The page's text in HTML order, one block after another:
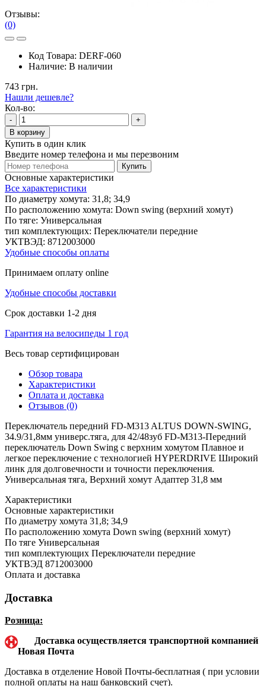
Отзывы:
(0)
Код Товара: DERF-060
Наличие: В наличии
743 грн.
Нашли дешевле?
Кол-во:
-
+
В корзину
Купить в один клик
Введите номер телефона и мы перезвоним
Купить
Основные характеристики
Все характеристики
По диаметру хомута: 31,8; 34,9
По расположению хомута: Down swing (верхний хомут)
По тяге: Универсальная
тип комплектующих: Переключатели передние
УКТВЭД: 8712003000
Удобные способы оплаты
Принимаем оплату online
Удобные способы доставки
Срок доставки 1-2 дня
Гарантия на велосипеды 1 год
Весь товар сертифицирован
Обзор товара
Характеристики
Оплата и доставка
Отзывов (0)
Переключатель передний FD-M313 ALTUS DOWN-SWING,
34.9/31,8мм универс.тяга, для 42/48зуб FD-M313-Передний
переключатель Down Swing с верхним хомутом Плавное и
легкое переключение с технологией HYPERDRIVE Широкий
линк для долговечности и точности переключения.
Универсальная тяга, Верхний хомут Адаптер 31,8 мм
Характеристики
Основные характеристики
По диаметру хомута 31,8; 34,9
По расположению хомута Down swing (верхний хомут)
По тяге Универсальная
тип комплектующих Переключатели передние
УКТВЭД 8712003000
Оплата и доставка
Доставка
Розница:
Доставка осуществляется транспортной компанией
Новая Почта
Доставка в отделение Новой Почты-бесплатная ( при условии
полной оплаты на наш банковский счет).